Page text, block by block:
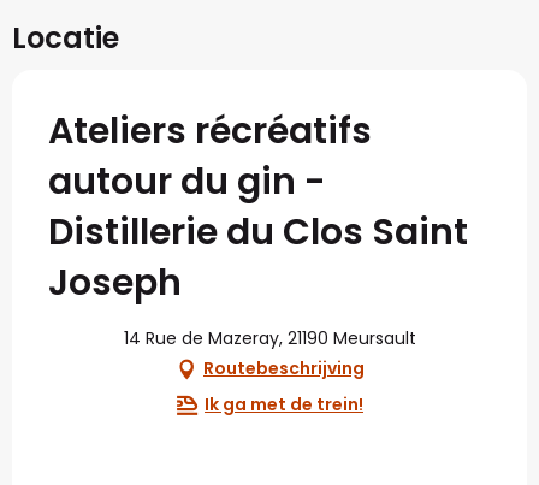
Locatie
Ateliers récréatifs
autour du gin -
Distillerie du Clos Saint
Joseph
14 Rue de Mazeray, 21190 Meursault
Routebeschrijving
Ik ga met de trein!